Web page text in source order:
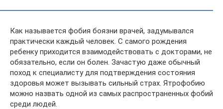
Как называется фобия боязни врачей, задумывался
практически каждый человек. С самого рождения
ребенку приходится взаимодействовать с докторами, не
обязательно, если он болен. Зачастую даже обычный
поход к специалисту для подтверждения состояния
здоровья может вызывать сильный страх. Ятрофобию
можно назвать одной из самых распространенных фобий
среди людей.